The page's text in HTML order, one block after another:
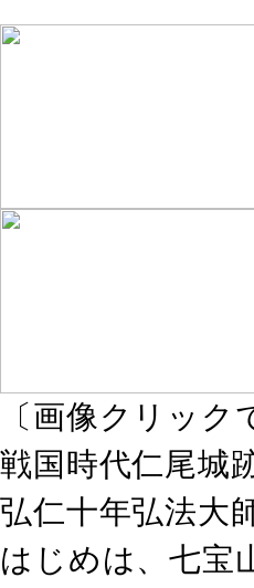
〔画像クリック
戦国時代仁尾城
弘仁十年弘法大
はじめは、七宝